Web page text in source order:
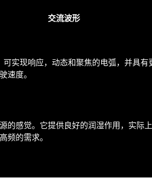
交流波形
实现响应，动态和聚焦的电弧，并具
速度。
的感觉。它提供良好的润湿作用，实际
频的需求。